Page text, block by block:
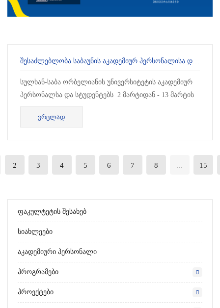
ᲨᲔᲡᲐᲫᲚᲔᲑᲚᲝᲑᲐ ᲡᲐᲑᲐᲣᲜᲘᲡ ᲐᲙᲐᲓᲔᲛᲘᲣᲠ ᲞᲔᲠᲡᲝᲜᲐᲚᲘᲡᲐ ᲓᲐ ᲡᲢᲣᲓᲔᲜᲢᲔᲑᲘᲡᲗᲕᲘᲡ
სულხან-საბა ორბელიანის უნივერსიტეტის აკადემიურ
პერსონალსა და სტუდენტებს 2 მარტიდან - 13 მარტის
ჩათვლით შესაძლებლობა ექნებათ უფასოდ ის...
ᲕᲠᲪᲚᲐᲓ
2 3 4 5 6 7 8 ... 15
Ფაკულტეტის Შესახებ
Სიახლეები
Აკადემიური Პერსონალი
Პროგრამები
Პროექტები